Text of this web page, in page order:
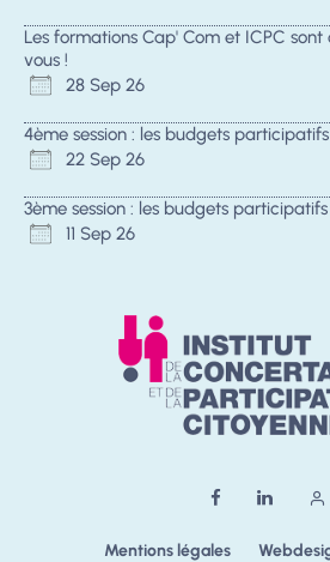
Les formations Cap' Com et ICPC
vous !
28 Sep 26
4ème session : les budgets
22 Sep 26
3ème session : les budgets
11 Sep 26
Mentions légales